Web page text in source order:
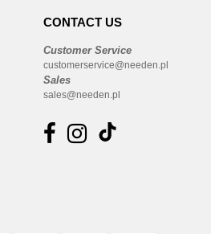
CONTACT US
Customer Service
customerservice@needen.pl
Sales
sales@needen.pl